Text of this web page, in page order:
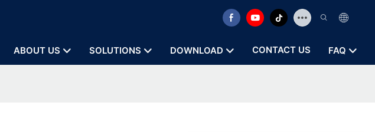
ABOUT US SOLUTIONS DOWNLOAD CONTACT US FAQ